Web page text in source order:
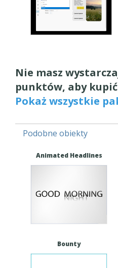
Nie masz
punktów, aby
Pokaż wszystkie
Podobne obiekty
Animated Headlines
Bounty